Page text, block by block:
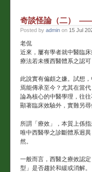
奇談怪論（二）
Posted by admin on 15 Jul
老侃
近來，屢有學者就中醫臨
療法若未獲西醫體系之認可
此說實有偏頗之嫌。試想
焉能傳承至今？尤其在當
論為核心的中醫學理，往
顯著臨床效驗外，實難另尋
所謂「療效」，本質上係
唯中西醫學之診斷體系迥
然。
一般而言，西醫之療效認
型」是否趨於和緩或消解。